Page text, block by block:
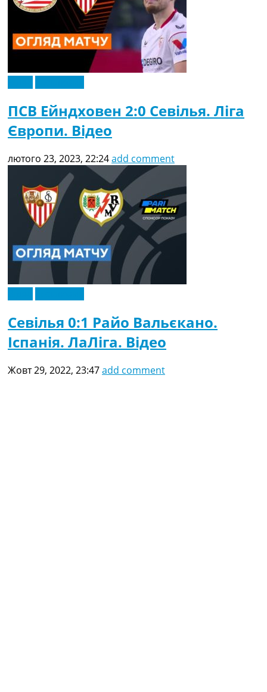
ПСВ Ейндховен 2:0 Севілья. Ліга
Європи. Відео
лютого 23, 2023, 22:24add comment
Севілья 0:1 Райо Вальєкано.
Іспанія. ЛаЛіга. Відео
Жовт 29, 2022, 23:47add comment